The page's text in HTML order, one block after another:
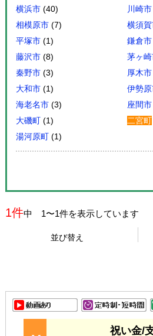
横浜市 (40) 川崎市
相模原市 (7) 横須
平塚市 (1) 鎌倉市
藤沢市 (8) 茅ヶ
秦野市 (3) 厚木市
大和市 (1) 伊勢
海老名市 (3) 座間市
大磯町 (1) 二宮町
湯河原町 (1)
1件中 1〜1件を表示しています
並び替え
祝い金/